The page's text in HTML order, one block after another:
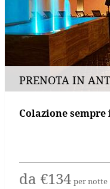
PRENOTA IN
Colazione sempre
da €134 per notte